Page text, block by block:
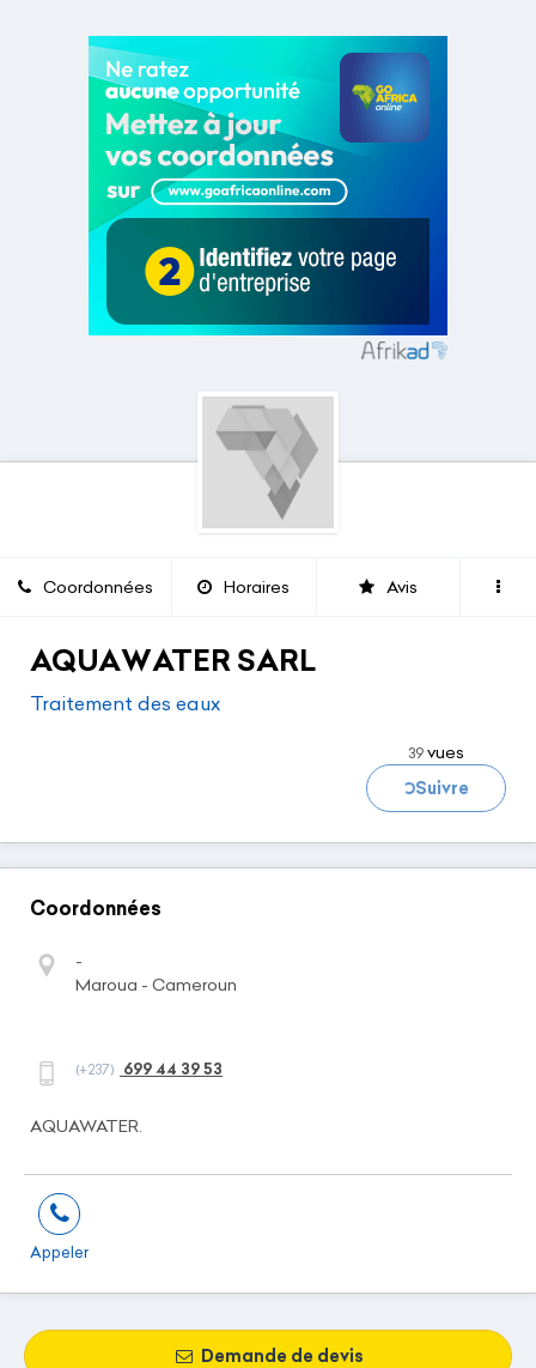
Coordonnées Horaires Avis
AQUAWATER SARL
Traitement des eaux
39 vues
Chargement...
Suivre
Coordonnées
-
Maroua - Cameroun
(+237) 699 44 39 53
AQUAWATER.
Appeler
Demande de devis